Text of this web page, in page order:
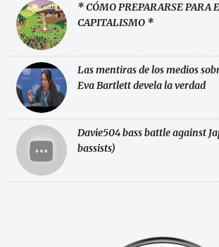
* CÓMO PREPARARSE PARA
CAPITALISMO *
Las mentiras de los medios
Eva Bartlett devela la verdad
Davie504 bass battle against
bassists)